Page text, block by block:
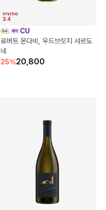
3.4
CU
로버트 몬다비, 우드브릿지 샤르도
네
25%20,800